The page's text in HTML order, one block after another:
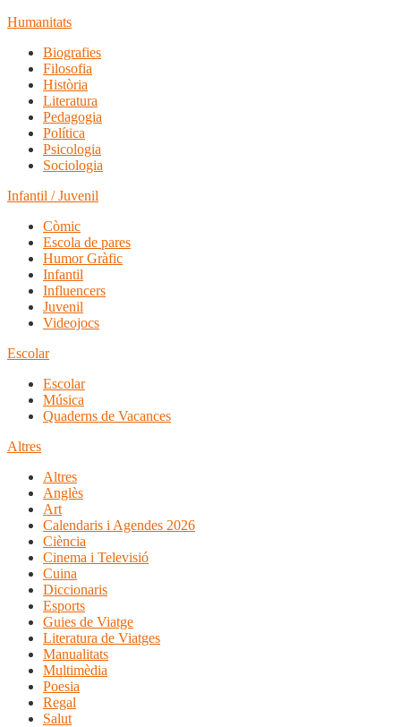
Humanitats
Biografies
Filosofia
Història
Literatura
Pedagogia
Política
Psicologia
Sociologia
Infantil / Juvenil
Còmic
Escola de pares
Humor Gràfic
Infantil
Influencers
Juvenil
Videojocs
Escolar
Escolar
Música
Quaderns de Vacances
Altres
Altres
Anglès
Art
Calendaris i Agendes 2026
Ciència
Cinema i Televisió
Cuina
Diccionaris
Esports
Guies de Viatge
Literatura de Viatges
Manualitats
Multimèdia
Poesia
Regal
Salut